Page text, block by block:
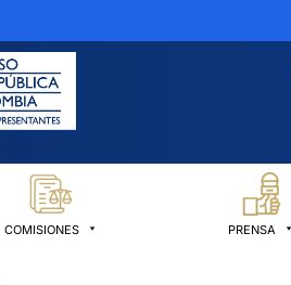
COMISIONES PRENSA